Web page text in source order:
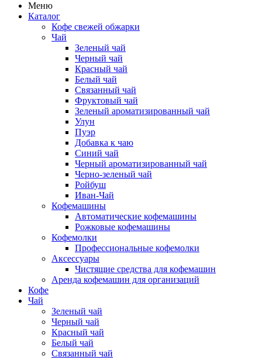
Меню
Каталог
Кофе свежей обжарки
Чай
Зеленый чай
Черный чай
Красный чай
Белый чай
Связанный чай
Фруктовый чай
Зеленый ароматизированный чай
Улун
Пуэр
Добавка к чаю
Синий чай
Черный ароматизированный чай
Черно-зеленый чай
Ройбуш
Иван-Чай
Кофемашины
Автоматические кофемашины
Рожковые кофемашины
Кофемолки
Профессиональные кофемолки
Аксессуары
Чистящие средства для кофемашин
Аренда кофемашин для организаций
Кофе
Чай
Зеленый чай
Черный чай
Красный чай
Белый чай
Связанный чай